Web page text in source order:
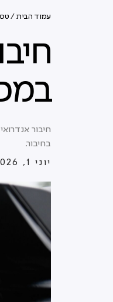
עמוד הבית /
חיבור
בחיבור.
יוני 1, 2026